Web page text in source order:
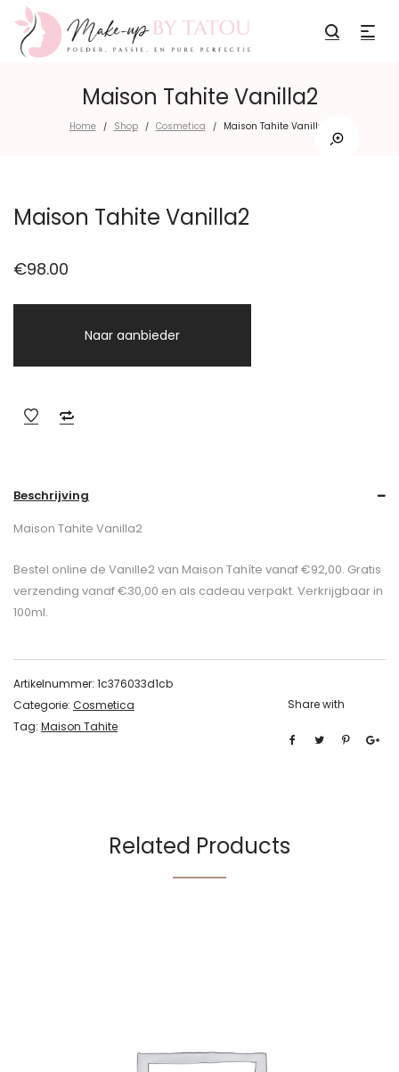
Maison Tahite Vanilla2
Home / Shop / Cosmetica / Maison Tahite Vanilla2
Maison Tahite Vanilla2
€98.00
Naar aanbieder
Beschrijving
Maison Tahite Vanilla2
Bestel online de Vanille2 van Maison Tahíte vanaf €92,00. Gratis
verzending vanaf €30,00 en als cadeau verpakt. Verkrijgbaar in
100ml.
Artikelnummer: 1c376033d1cb
Categorie: Cosmetica
Tag: Maison Tahite
Share with
Related Products